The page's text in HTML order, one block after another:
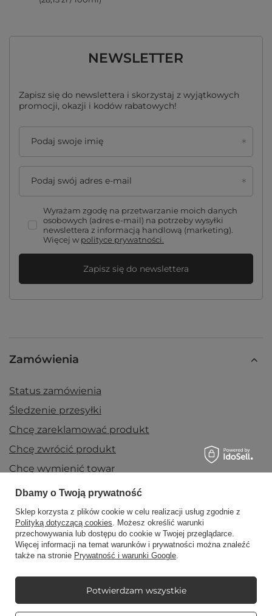
NEWSLETTER
Zapisz się do newslettera i skorzystaj z wyjątkowych
promocji, okazji i kodów rabatowych!
Podaj swoje imię
Podaj swój adres e-mail
Wyrażam zgodę na przetwarzanie moich danych
osobowych (adres e-mail) na potrzeby wysyłki
newslettera z informacją handlową (marketing).
Więcej w polityce prywatności.
Zapisz się do newslettera
Zamówienia
Status zamówienia
Śledzenie przesyłki
Chcę zareklamować produkt
Chcę zwrócić produkt
Chcę wymienić towar
Kontakt
Konto
Regulaminy
Dbamy o Twoją prywatność
Sklep korzysta z plików cookie w celu realizacji usług zgodnie z
Polityką dotyczącą cookies. Możesz określić warunki
przechowywania lub dostępu do cookie w Twojej przeglądarce.
Więcej informacji na temat warunków i prywatności można znaleźć
także na stronie Prywatność i warunki Google.
Potwierdzam wszystkie